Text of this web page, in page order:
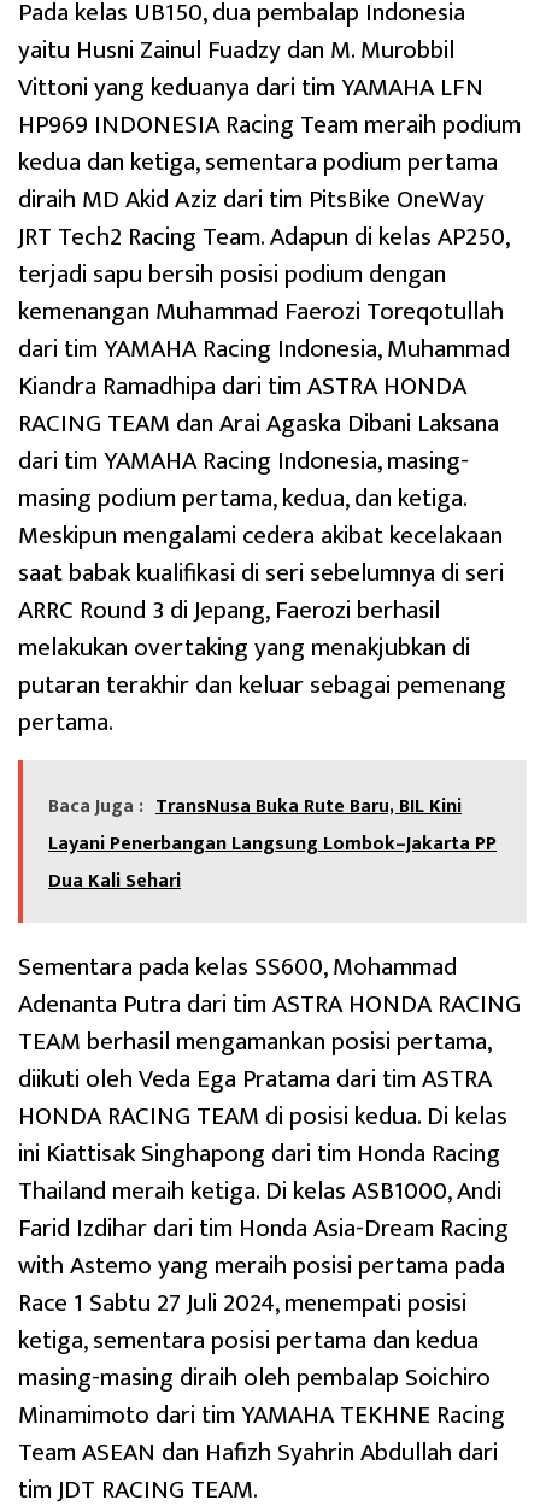
Pada kelas UB150, dua pembalap Indonesia
yaitu Husni Zainul Fuadzy dan M. Murobbil
Vittoni yang keduanya dari tim YAMAHA LFN
HP969 INDONESIA Racing Team meraih podium
kedua dan ketiga, sementara podium pertama
diraih MD Akid Aziz dari tim PitsBike OneWay
JRT Tech2 Racing Team. Adapun di kelas AP250,
terjadi sapu bersih posisi podium dengan
kemenangan Muhammad Faerozi Toreqotullah
dari tim YAMAHA Racing Indonesia, Muhammad
Kiandra Ramadhipa dari tim ASTRA HONDA
RACING TEAM dan Arai Agaska Dibani Laksana
dari tim YAMAHA Racing Indonesia, masing-
masing podium pertama, kedua, dan ketiga.
Meskipun mengalami cedera akibat kecelakaan
saat babak kualifikasi di seri sebelumnya di seri
ARRC Round 3 di Jepang, Faerozi berhasil
melakukan overtaking yang menakjubkan di
putaran terakhir dan keluar sebagai pemenang
pertama.
Baca Juga : TransNusa Buka Rute Baru, BIL Kini
Layani Penerbangan Langsung Lombok–Jakarta PP
Dua Kali Sehari
Sementara pada kelas SS600, Mohammad
Adenanta Putra dari tim ASTRA HONDA RACING
TEAM berhasil mengamankan posisi pertama,
diikuti oleh Veda Ega Pratama dari tim ASTRA
HONDA RACING TEAM di posisi kedua. Di kelas
ini Kiattisak Singhapong dari tim Honda Racing
Thailand meraih ketiga. Di kelas ASB1000, Andi
Farid Izdihar dari tim Honda Asia-Dream Racing
with Astemo yang meraih posisi pertama pada
Race 1 Sabtu 27 Juli 2024, menempati posisi
ketiga, sementara posisi pertama dan kedua
masing-masing diraih oleh pembalap Soichiro
Minamimoto dari tim YAMAHA TEKHNE Racing
Team ASEAN dan Hafizh Syahrin Abdullah dari
tim JDT RACING TEAM.